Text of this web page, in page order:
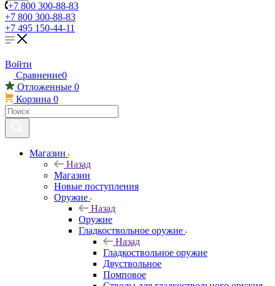
+7 800 300-88-83
+7 800 300-88-83
+7 495 150-44-11
Войти
Сравнение0
Отложенные 0
Корзина 0
Магазин
Назад
Магазин
Новые поступления
Оружие
Назад
Оружие
Гладкоствольное оружие
Назад
Гладкоствольное оружие
Двуствольное
Помповое